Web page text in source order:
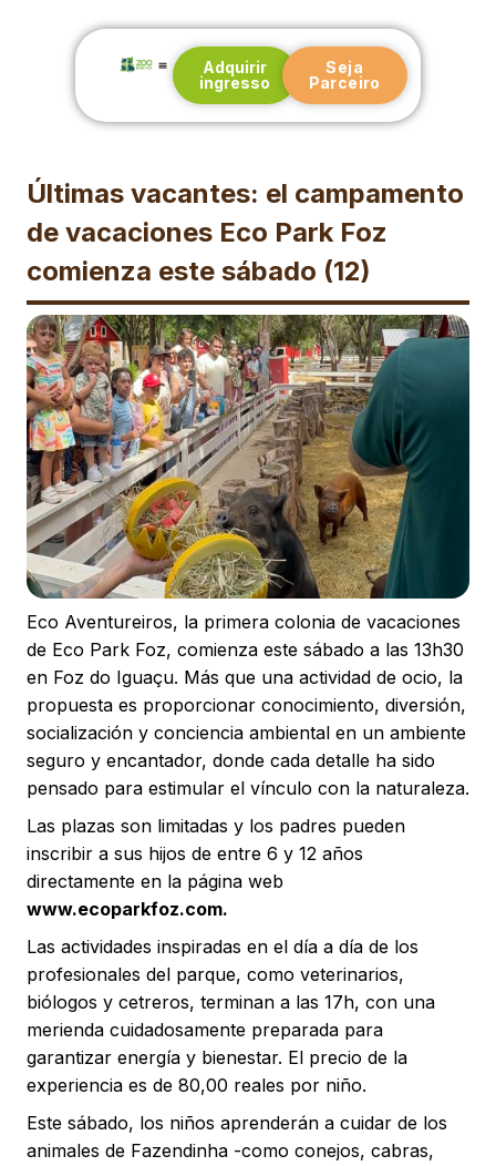
Adquirir
ingresso
Seja
Parceiro
Últimas vacantes: el campamento
de vacaciones Eco Park Foz
comienza este sábado (12)
Eco Aventureiros, la primera colonia de vacaciones
de Eco Park Foz, comienza este sábado a las 13h30
en Foz do Iguaçu. Más que una actividad de ocio, la
propuesta es proporcionar conocimiento, diversión,
socialización y conciencia ambiental en un ambiente
seguro y encantador, donde cada detalle ha sido
pensado para estimular el vínculo con la naturaleza.
Las plazas son limitadas y los padres pueden
inscribir a sus hijos de entre 6 y 12 años
directamente en la página web
www.ecoparkfoz.com.
Las actividades inspiradas en el día a día de los
profesionales del parque, como veterinarios,
biólogos y cetreros, terminan a las 17h, con una
merienda cuidadosamente preparada para
garantizar energía y bienestar. El precio de la
experiencia es de 80,00 reales por niño.
Este sábado, los niños aprenderán a cuidar de los
animales de Fazendinha -como conejos, cabras,